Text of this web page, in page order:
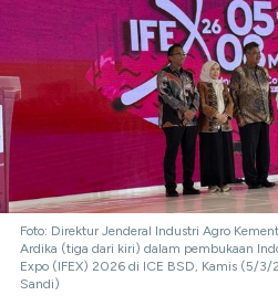
Foto: Direktur Jenderal Industri Agro
Ardika (tiga dari kiri) dalam pembukaan
Expo (IFEX) 2026 di ICE BSD, Kamis (5/
Sandi)